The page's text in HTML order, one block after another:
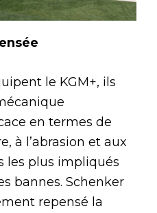
le KGM+, ils
en termes de
à l’abrasion et aux
les plus impliqués
bannes. Schenker
repensé la